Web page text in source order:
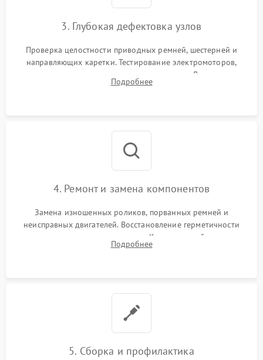
3. Глубокая дефектовка узлов
Проверка целостности приводных ремней, шестерней и
направляющих каретки. Тестирование электромоторов,
электромагнитных клапанов и компрессора. Диагностика
материнской платы, датчиков положения и целостности
Подробнее
4. Ремонт и замена компонентов
Замена изношенных роликов, порванных ремней и
неисправных двигателей. Восстановление герметичности
воздушных подушек и шлангов. Компонентный ремонт
электронных плат, пайка контактов и замена сгоревших
Подробнее
5. Сборка и профилактика